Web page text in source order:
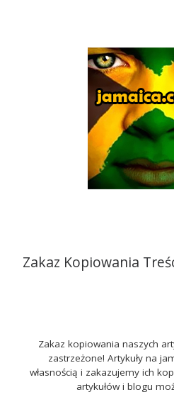
Zakaz Kopiowania
Zakaz kopiowania naszych
zastrzeżone! Artykuły na
własnością i zakazujemy ich
artykułów i blogu